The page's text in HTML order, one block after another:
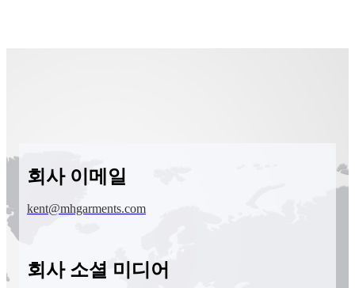
회사 이메일
kent@mhgarments.com
회사 소셜 미디어